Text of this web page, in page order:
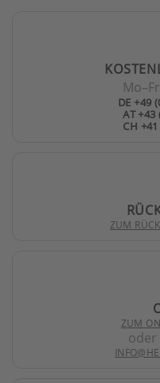
DE +49
AT +43
CH
ZUM
ZUM
oder